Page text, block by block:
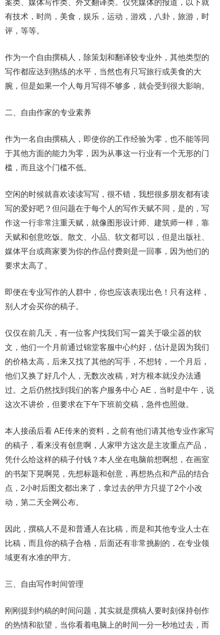
案类、媒体写作类、外文翻译类。仅凭媒体的报道，以下就
有技术，时尚，美食，娱乐，运动，游戏，八卦，旅游，时
评，等等。
作为一个自由撰稿人，除策划和翻译较专业外，其他类型的
写作都应达到熟练的水平，当然也有只写旅行或美食的大
腕，但是如果一个人每月写得不够多，就会受到很大影响。
二、自由作家的专业素养
作为一名自由撰稿人，即使你的工作经验为零，也不能等同
于其他方面的能力为零，因为从事这一行业有一个无形的门
槛，而且这个门槛不低。
空闲的时候就喜欢读读写写，很不错，我想很多朋友都有读
写的爱好吧？但问题在于每个人的写作天赋不同，是的，写
作这一行非常注重天赋，就像图形设计师、建筑师一样，靠
天赋和创意吃饭。散文、小品、软文都可以，但是出版社、
媒体平台或商家要为你的作品付费则是一回事，因为他们的
要求太高了。
即便在专业写作的人群中，你也应该表现出色！只有这样，
别人才会买你的稿子。
仅仅在前几天，有一位客户找我们写一篇关于吸尘器的软
文，他们一个月前通过锦堂客服中心约好，估计是因为我们
的价格太高，后来又找了其他的写手，不想转，一个月后，
他们又换了好几个人，无数次改稿，对方根本就没办法通
过。之后仍然找到我们的客户服务中心 AE，当时是中午，说
这次不讲价，但要求在下午下班前交稿，急件也照做。
本人接函后看 AE传来的资料，之前有他们请其他专业作家写
的稿子，看来没有创意啊，人家甲方这次是主攻重点产品，
凭什么给这样的稿子付钱？本人坐在电脑前想啊想，在画室
的书架下晃啊晃，先想标题和创意，再想热点和产品的结合
点，2小时后图文都出来了，拿过去的甲方只提了2个小改
动，第二天全网公布。
因此，撰稿人不是和普通人在比稿，而是和其他专业人士在
比稿，而且你的稿子合格，后面还有非常挑剔的，在专业领
域更有水准的甲方。
三、自由写作时间管理
刚刚提到约稿的时间问题，其实就是撰稿人要时刻保持创作
的热情和欲望，当你看着电脑上的时间一分一秒地过去，而